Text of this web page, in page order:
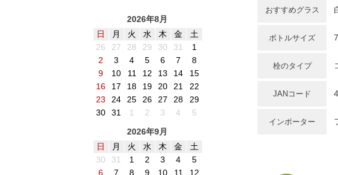
2026年8月
日
月 火 水 木 金
土
26
27 28 29 30 31
1
2
3 4 5 6 7
8
9
10 11 12 13 14
15
16
17 18 19 20 21
22
23
24 25 26 27 28
29
30
31 1 2 3 4
5
2026年9月
日
月 火 水 木 金
土
30
31 1 2 3 4
5
6
7 8 9 10 11
12
おすすめグラス
ボトルサイズ
栓のタイプ
JANコード
インポーター